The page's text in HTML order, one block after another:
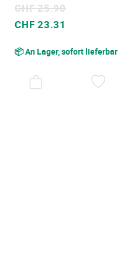
Sonderpreis
CHF 23.31
CHF 25.90
📦 An Lager, sofort lieferbar